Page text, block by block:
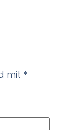
mit *